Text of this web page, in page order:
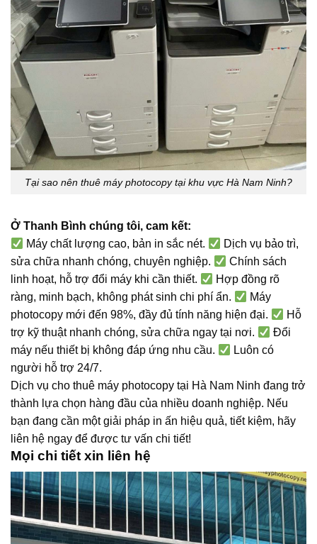
Tại sao nên thuê máy photocopy tại khu vực Hà Nam Ninh?
Ở Thanh Bình chúng tôi, cam kết:
Máy chất lượng cao, bản in sắc nét.
Dịch vụ bảo trì,
sửa chữa nhanh chóng, chuyên nghiệp.
Chính sách
linh hoạt, hỗ trợ đổi máy khi cần thiết.
Hợp đồng rõ
ràng, minh bạch, không phát sinh chi phí ẩn.
Máy
photocopy mới đến 98%, đầy đủ tính năng hiện đại.
Hỗ
trợ kỹ thuật nhanh chóng, sửa chữa ngay tại nơi.
Đổi
máy nếu thiết bị không đáp ứng nhu cầu.
Luôn có
người hỗ trợ 24/7.
Dịch vụ cho thuê máy photocopy tại Hà Nam Ninh đang trở
thành lựa chọn hàng đầu của nhiều doanh nghiệp. Nếu
bạn đang cần một giải pháp in ấn hiệu quả, tiết kiệm, hãy
liên hệ ngay để được tư vấn chi tiết!
Mọi chi tiết xin liên hệ